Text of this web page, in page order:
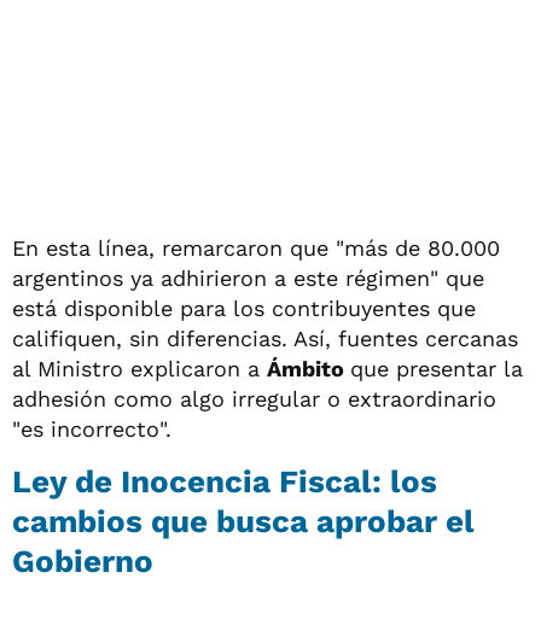
En esta línea, remarcaron que "más de 80.000
argentinos ya adhirieron a este régimen" que
está disponible para los contribuyentes que
califiquen, sin diferencias. Así, fuentes cercanas
al Ministro explicaron a Ámbito que presentar la
adhesión como algo irregular o extraordinario
"es incorrecto".
Ley de Inocencia Fiscal: los
cambios que busca aprobar el
Gobierno